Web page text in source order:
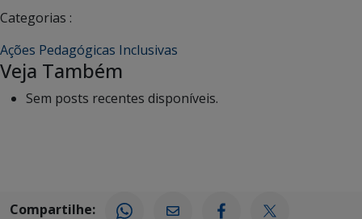
Categorias :
Ações Pedagógicas Inclusivas
Veja Também
Sem posts recentes disponíveis.
Compartilhe: